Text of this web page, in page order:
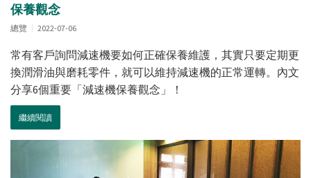
保養觀念
總覽 2022-07-06
常有客戶詢問減速機要如何正確保養維護，其實只要定期更
換潤滑油與磨耗零件，就可以維持減速機的正常運轉。內文
分享6個重要「減速機保養觀念」！
繼續閱讀